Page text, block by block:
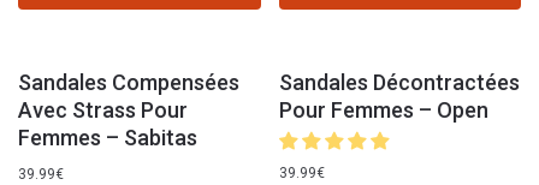
Sandales Compensées
Avec Strass Pour
Femmes – Sabitas
39.99€
Sandales Décontractées
Pour Femmes – Open
39.99€